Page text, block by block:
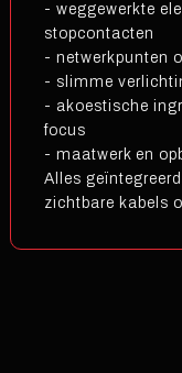
- weggewerkte
stopcontacten
- netwerkpunten
- slimme
- akoestische
focus
- maatwerk en
Alles
zichtbare kabels